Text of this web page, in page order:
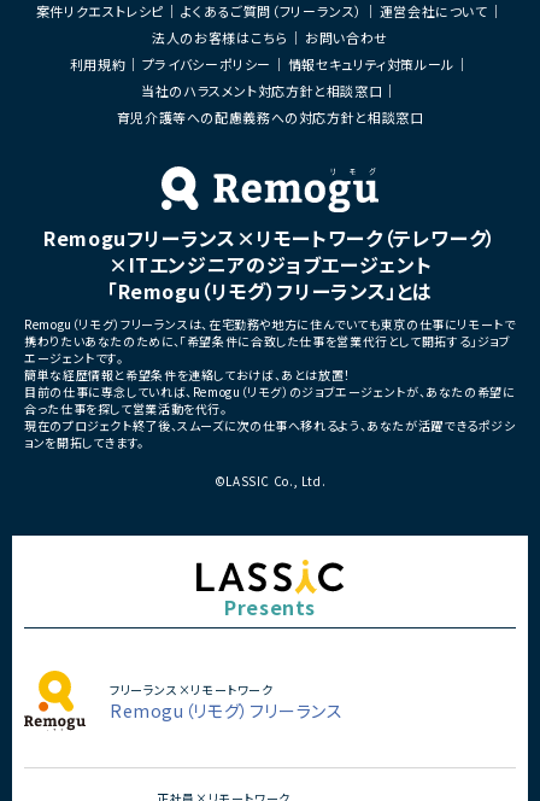
案件リクエストレシピ よくあるご質問（フリーランス）
運営会社について
法人のお客様はこちら
お問い合わせ
利用規約
プライバシーポリシー
情報セキュリティ対策ルール
当社のハラスメント対応方針と相談窓口
育児介護等への配慮義務への対応方針と相談窓口
Remoguフリーランス×リモートワーク（テレワーク）
×ITエンジニアのジョブエージェント
「Remogu（リモグ）フリーランス」とは
Remogu（リモグ）フリーランスは、在宅勤務や地方に住んでいても東京の仕事にリモートで
携わりたいあなたのために、「希望条件に合致した仕事を営業代行として開拓する」ジョブ
エージェントです。
簡単な経歴情報と希望条件を連絡しておけば、あとは放置！
目前の仕事に専念していれば、Remogu（リモグ）のジョブエージェントが、あなたの希望に
合った仕事を探して営業活動を代行。
現在のプロジェクト終了後、スムーズに次の仕事へ移れるよう、あなたが活躍できるポジシ
ョンを開拓してきます。
©LASSIC Co., Ltd.
Presents
フリーランス×リモートワーク
Remogu（リモグ）フリーランス